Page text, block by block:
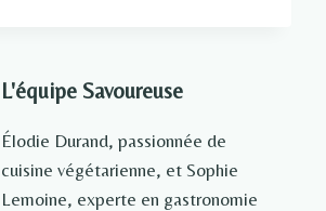
L'équipe Savoureuse
Élodie Durand, passionnée de
cuisine végétarienne, et Sophie
Lemoine, experte en gastronomie